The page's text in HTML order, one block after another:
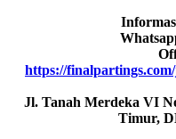
https://
Jl. Tanah Merdeka VI
Timur,